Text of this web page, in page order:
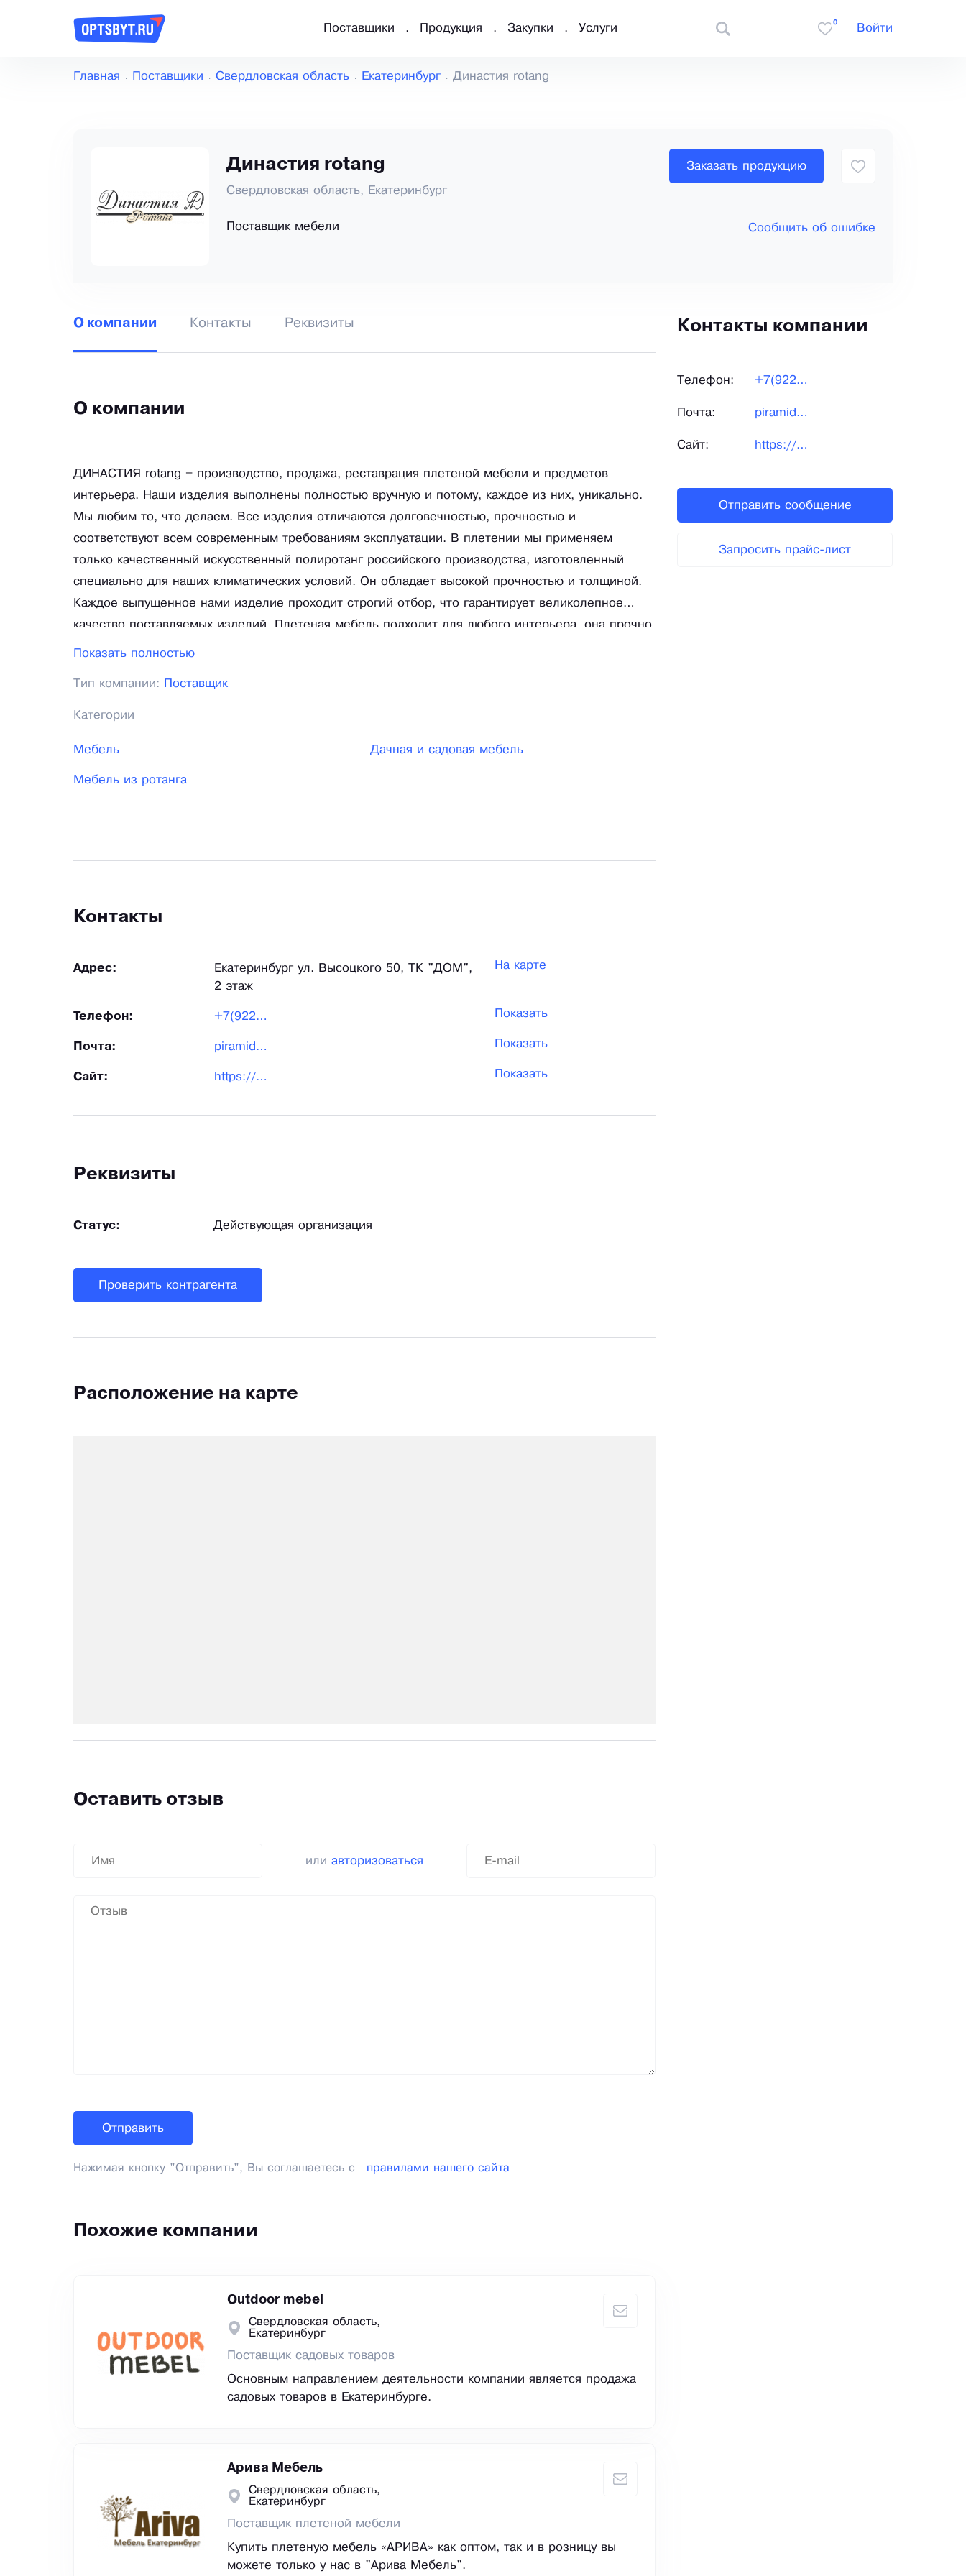
Поставщики Продукция Закупки Услуги
0
Войти
Главная Поставщики Свердловская область Екатеринбург Династия rotang
Династия rotang
Свердловская область, Екатеринбург
Поставщик мебели
Заказать продукцию
Сообщить об ошибке
О компании Контакты Реквизиты
О компании
ДИНАСТИЯ rotang – производство, продажа, реставрация плетеной мебели и предметов
интерьера. Наши изделия выполнены полностью вручную и потому, каждое из них, уникально.
Мы любим то, что делаем. Все изделия отличаются долговечностью, прочностью и
соответствуют всем современным требованиям эксплуатации. В плетении мы применяем
только качественный искусственный полиротанг российского производства, изготовленный
специально для наших климатических условий. Он обладает высокой прочностью и толщиной.
Каждое выпущенное нами изделие проходит строгий отбор, что гарантирует великолепное
качество поставляемых изделий. Плетеная мебель подходит для любого интерьера, она прочно
вошла в нашу жизнь. Пригодна и проста для эксплуатации, как в помещении, так и на открытом
продукции – подушки для мебели, чехлы для уличной мебели в зимний период.
Показать полностью
Тип компании: Поставщик
Категории
Мебель Дачная и садовая мебель
Мебель из ротанга
Контакты
Адрес:
Екатеринбург ул. Высоцкого 50, ТК "ДОМ",
2 этаж
На карте
Телефон: +7(922)2212369 Показать
Почта: piramida.tk@mail.ru Показать
Сайт: https://dinastia196.ru/ Показать
Реквизиты
Статус: Действующая организация
Проверить контрагента
Расположение на карте
Оставить отзыв
или авторизоваться
Нажимая кнопку "Отправить", Вы соглашаетесь с правилами нашего сайта
Похожие компании
Outdoor mebel
Свердловская область,
Екатеринбург
Поставщик садовых товаров
Основным направлением деятельности компании является продажа
садовых товаров в Екатеринбурге.
Арива Мебель
Свердловская область,
Екатеринбург
Поставщик плетеной мебели
Купить плетеную мебель «АРИВА» как оптом, так и в розницу вы
можете только у нас в "Арива Мебель".
Контакты компании
Телефон: +7(922)2212369
Почта: piramida.tk@mail.ru
Сайт: https://dinastia196.ru/
Отправить сообщение
Запросить прайс-лист